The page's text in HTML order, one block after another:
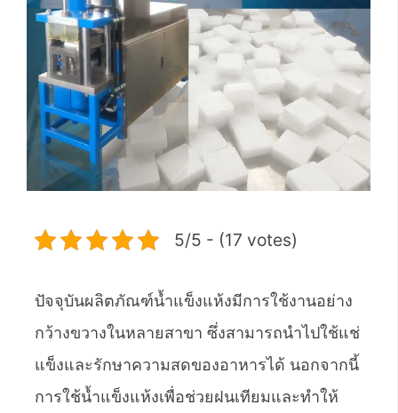
5/5 - (17 votes)
ปัจจุบันผลิตภัณฑ์น้ำแข็งแห้งมีการใช้งานอย่าง
กว้างขวางในหลายสาขา ซึ่งสามารถนำไปใช้แช่
แข็งและรักษาความสดของอาหารได้ นอกจากนี้
การใช้น้ำแข็งแห้งเพื่อช่วยฝนเทียมและทำให้